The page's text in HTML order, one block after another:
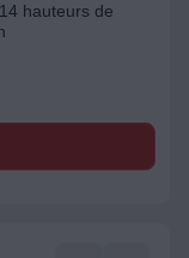
hauteurs de